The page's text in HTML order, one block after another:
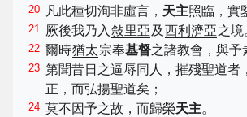
20 凡此種切洵非虛言， 天主照臨，實
21 厥後我乃入敍里亞及 西利濟亞之境
22 爾時猶太宗奉基督之諸教會，與予
23 第聞昔日之逼辱同人，摧殘聖道者
正，而弘揚聖道矣；
24 莫不因予之故，而歸榮天主。